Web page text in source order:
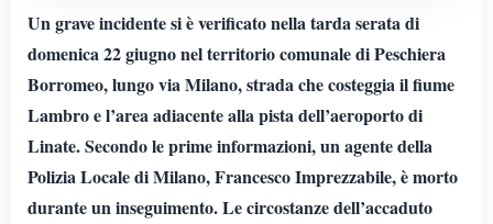
Un grave incidente si è verificato nella tarda serata di
domenica 22 giugno nel territorio comunale di Peschiera
Borromeo, lungo via Milano, strada che costeggia il fiume
Lambro e l’area adiacente alla pista dell’aeroporto di
Linate. Secondo le prime informazioni, un agente della
Polizia Locale di Milano, Francesco Imprezzabile, è morto
durante un inseguimento. Le circostanze dell’accaduto